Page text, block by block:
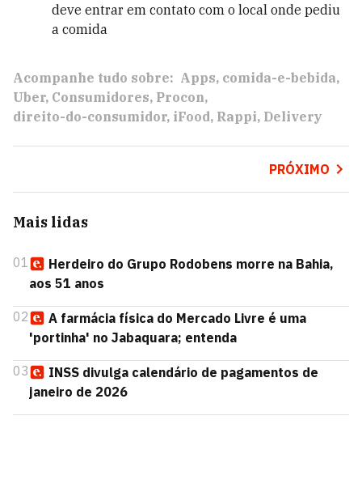
deve entrar em contato com o local onde pediu
a comida
Acompanhe tudo sobre: Apps comida-e-bebida
Uber Consumidores Procon
direito-do-consumidor iFood Rappi Delivery
PRÓXIMO
Mais lidas
01
Herdeiro do Grupo Rodobens morre na Bahia,
aos 51 anos
02
A farmácia física do Mercado Livre é uma
'portinha' no Jabaquara; entenda
03
INSS divulga calendário de pagamentos de
janeiro de 2026